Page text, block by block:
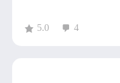
5.0 4